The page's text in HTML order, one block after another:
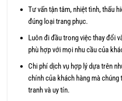
Tư vấn tận tâm, nhiệt tình, thấu
đúng loại trang phục.
Luôn đi đầu trong việc thay đổi
phù hợp với mọi nhu cầu của
Chi phí dịch vụ hợp lý dựa trên
chính của khách hàng mà
tranh và uy tín.